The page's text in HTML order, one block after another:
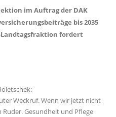
im Auftrag der DAK
bis 2035
Landtagsfraktion fordert
Weckruf. Wenn wir jetzt nicht
Gesundheit und Pflege